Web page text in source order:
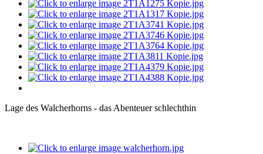
Lage des Walcherhorns - das Abenteuer schlechthin